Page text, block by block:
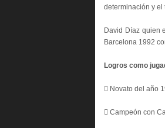
determinación y el
David Díaz quien
Barcelona 1992
Logros como
 Novato del año
 Campeón con